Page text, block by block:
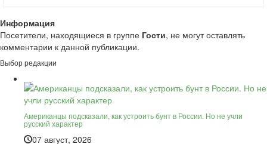
Информация
Посетители, находящиеся в группе Гости, не могут оставлять
комментарии к данной публикации.
Выбор редакции
Американцы подсказали, как устроить бунт в России. Но не учли
русский характер
07 август, 2026